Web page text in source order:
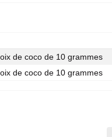
de coco de 10 grammes
de coco de 10 grammes